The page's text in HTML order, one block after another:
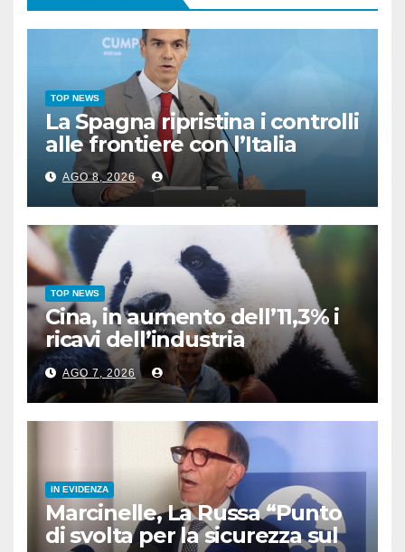
TOP NEWS
La Spagna ripristina i controlli
alle frontiere con l’Italia
AGO 8, 2026
TOP NEWS
Cina, in aumento dell’11,3% i
ricavi dell’industria
pubblicitaria
AGO 7, 2026
IN EVIDENZA
Marcinelle, La Russa “Punto
di svolta per la sicurezza sul